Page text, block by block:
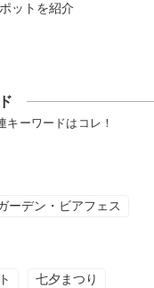
ットを紹介
キーワードはコレ！
ーデン・ビアフェス
七夕まつり